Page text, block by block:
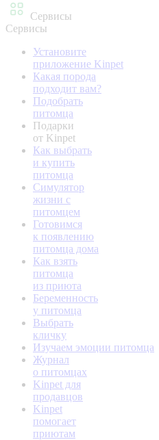
Сервисы
Сервисы
Установите
приложение Kinpet
Какая порода
подходит вам?
Подобрать
питомца
Подарки
от Kinpet
Как выбрать
и купить
питомца
Симулятор
жизни с
питомцем
Готовимся
к появлению
питомца дома
Как взять
питомца
из приюта
Беременность
у питомца
Выбрать
кличку
Изучаем эмоции питомца
Журнал
о питомцах
Kinpet для
продавцов
Kinpet
помогает
приютам